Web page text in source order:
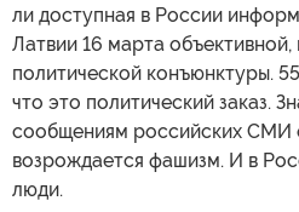
ли доступная в России
Латвии 16 марта объективной,
политической конъюнктуры.
что это политический заказ.
сообщениям российских СМИ
возрождается фашизм. И в
люди.